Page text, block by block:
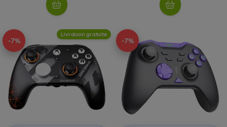
-7%
Livraison gratuite
-7%